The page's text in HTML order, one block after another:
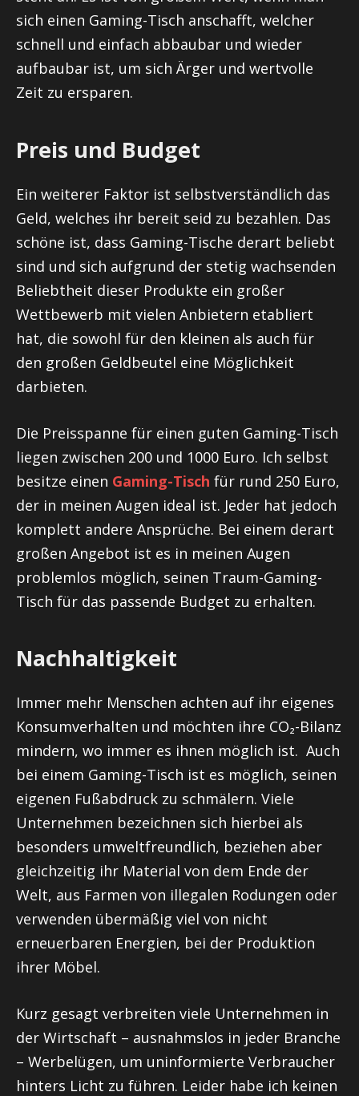
sich einen Gaming-Tisch anschafft, welcher
schnell und einfach abbaubar und wieder
aufbaubar ist, um sich Ärger und wertvolle
Zeit zu ersparen.
Preis und Budget
Ein weiterer Faktor ist selbstverständlich das
Geld, welches ihr bereit seid zu bezahlen. Das
schöne ist, dass Gaming-Tische derart beliebt
sind und sich aufgrund der stetig wachsenden
Beliebtheit dieser Produkte ein großer
Wettbewerb mit vielen Anbietern etabliert
hat, die sowohl für den kleinen als auch für
den großen Geldbeutel eine Möglichkeit
darbieten.
Die Preisspanne für einen guten Gaming-Tisch
liegen zwischen 200 und 1000 Euro. Ich selbst
besitze einen Gaming-Tisch für rund 250 Euro,
der in meinen Augen ideal ist. Jeder hat jedoch
komplett andere Ansprüche. Bei einem derart
großen Angebot ist es in meinen Augen
problemlos möglich, seinen Traum-Gaming-
Tisch für das passende Budget zu erhalten.
Nachhaltigkeit
Immer mehr Menschen achten auf ihr eigenes
Konsumverhalten und möchten ihre CO₂-Bilanz
mindern, wo immer es ihnen möglich ist. Auch
bei einem Gaming-Tisch ist es möglich, seinen
eigenen Fußabdruck zu schmälern. Viele
Unternehmen bezeichnen sich hierbei als
besonders umweltfreundlich, beziehen aber
gleichzeitig ihr Material von dem Ende der
Welt, aus Farmen von illegalen Rodungen oder
verwenden übermäßig viel von nicht
erneuerbaren Energien, bei der Produktion
ihrer Möbel.
Kurz gesagt verbreiten viele Unternehmen in
der Wirtschaft – ausnahmslos in jeder Branche
– Werbelügen, um uninformierte Verbraucher
hinters Licht zu führen. Leider habe ich keinen